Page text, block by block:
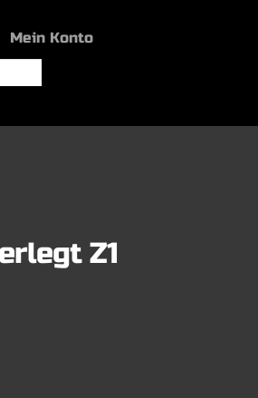
Mein Konto
Z1